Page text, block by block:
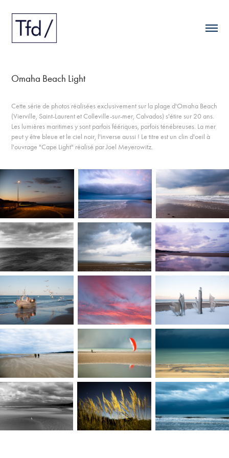
Omaha Beach Light
Cette série de photos réalisées exclusivement sur la plage d'Omaha Beach
(Vierville, Saint-Laurent et Colleville-sur-mer, Calvados) s'étire sur 20 ans.
Les lumières maritimes y sont parfois féériques, parfois ténébreuses. La mer
peut y être bleue et le ciel noir, l'inverse aussi ! Le titre est un clin d'oeil à
l'ouvrage "Cape Light" réalisé par Joel Meyerowitz.